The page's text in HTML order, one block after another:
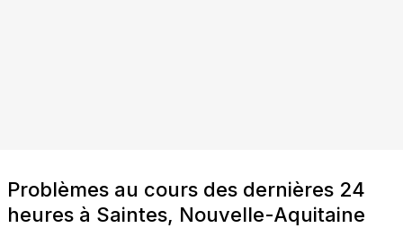
Problèmes au cours des dernières 24
heures à Saintes, Nouvelle-Aquitaine